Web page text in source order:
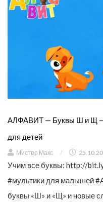
АЛФАВИТ — Буквы Ш и Щ —
для детей
Мистер Макс /
Учим все буквы: http://
#мультики для малышей
буквы «Ш» и «Щ» и новые